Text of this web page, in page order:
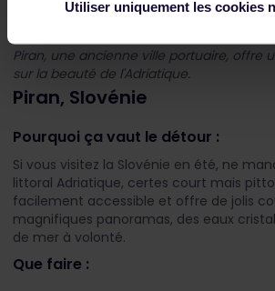
Utiliser uniquement les cookies
Piran, une ancienne ville portuaire, offre
sur la beauté de l'Adriatique.
Piran, Slovénie
Pourquoi ça vaut le détour :
Si vous visitez la Slovénie en été, ne
littoral Adriatique, certes court mais
facilement accessible et offre de jolis
magnifiques panoramas, des eaux
de mer à volonté.
Que faire :